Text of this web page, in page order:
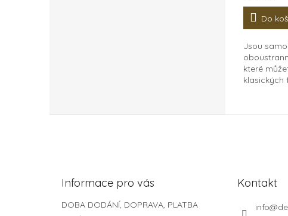
Do
Jsou
které
klasických
nalepení
Informace pro vás
DOBA DODÁNÍ, DOPRAVA, PLATBA
Kontakt
info@